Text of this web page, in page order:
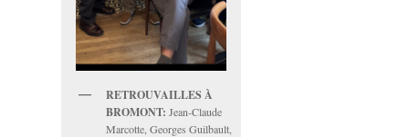
RETROUVAILLES À
BROMONT: Jean-Claude
Marcotte, Georges Guilbault,